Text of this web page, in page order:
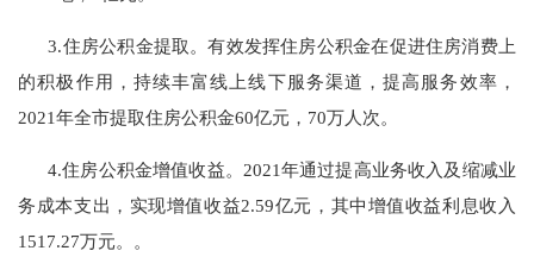
3.住房公积金提取。有效发挥住房公积金在促进住房消费上
的积极作用，持续丰富线上线下服务渠道，提高服务效率，
2021年全市提取住房公积金60亿元， 70万人次。
4.住房公积金增值收益。 2021年通过提高业务收入及缩减业
务成本支出，实现增值收益2.59亿元，其中增值收益利息收入
1517.27万元。。